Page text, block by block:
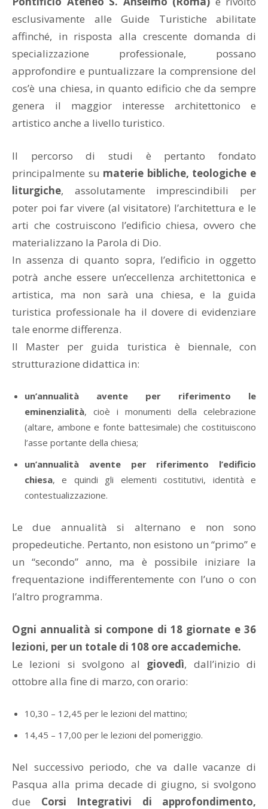
esclusivamente alle Guide Turistiche abilitate
affinché, in risposta alla crescente domanda di
specializzazione professionale, possano
approfondire e puntualizzare la comprensione del
cos’è una chiesa, in quanto edificio che da sempre
genera il maggior interesse architettonico e
artistico anche a livello turistico.
Il percorso di studi è pertanto fondato
principalmente su materie bibliche, teologiche e
liturgiche, assolutamente imprescindibili per
poter poi far vivere (al visitatore) l’architettura e le
arti che costruiscono l’edificio chiesa, ovvero che
materializzano la Parola di Dio.
In assenza di quanto sopra, l’edificio in oggetto
potrà anche essere un’eccellenza architettonica e
artistica, ma non sarà una chiesa, e la guida
turistica professionale ha il dovere di evidenziare
tale enorme differenza.
Il Master per guida turistica è biennale, con
strutturazione didattica in:
un’annualità avente per riferimento le
eminenzialità, cioè i monumenti della celebrazione
(altare, ambone e fonte battesimale) che costituiscono
l’asse portante della chiesa;
un’annualità avente per riferimento l’edificio
chiesa, e quindi gli elementi costitutivi, identità e
contestualizzazione.
Le due annualità si alternano e non sono
propedeutiche. Pertanto, non esistono un “primo” e
un “secondo” anno, ma è possibile iniziare la
frequentazione indifferentemente con l’uno o con
l’altro programma.
Ogni annualità si compone di 18 giornate e 36
lezioni, per un totale di 108 ore accademiche.
Le lezioni si svolgono al giovedì, dall’inizio di
ottobre alla fine di marzo, con orario:
10,30 – 12,45 per le lezioni del mattino;
14,45 – 17,00 per le lezioni del pomeriggio.
Nel successivo periodo, che va dalle vacanze di
Pasqua alla prima decade di giugno, si svolgono
due Corsi Integrativi di approfondimento,